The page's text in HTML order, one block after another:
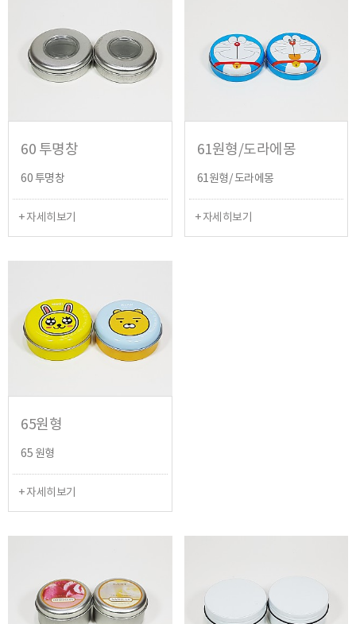
60 투명창
60 투명창
+ 자세히보기
61원형/도라에몽
61원형/ 도라에몽
+ 자세히보기
65원형
65 원형
+ 자세히보기